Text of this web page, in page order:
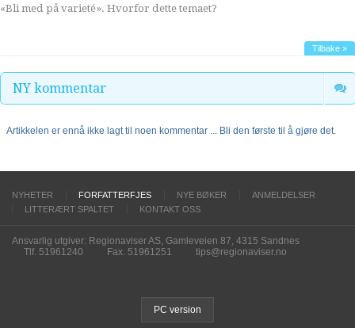
«Bli med på varieté». Hvorfor dette temaet?
Tilbake »
NY kommentar
Artikkelen er ennå ikke lagt til noen kommentar ... Bli den første til å gjøre det.
NYHETER FORFATTERFJES NYE BØKER
ANMELDELSER
LITTERÆRT SPALTET
KONTAKT OSS
Ansvarlig utgiver: Regionaviser AS, Gamleveien 87, 4315 Sandnes
Tlf. 51961240
Fax. 51961251 tips@regionaviser.no
PC version